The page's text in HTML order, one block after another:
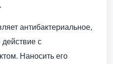
антибактериальное,
действие с
Наносить его